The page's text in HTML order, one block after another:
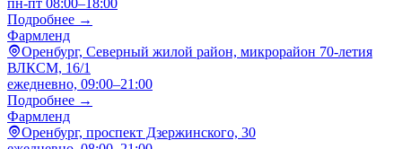
Подробнее →
Фармленд
Оренбург, Северный жилой район, микрорайон 70-летия
ВЛКСМ, 16/1
ежедневно, 09:00–21:00
Подробнее →
Фармленд
Оренбург, проспект Дзержинского, 30